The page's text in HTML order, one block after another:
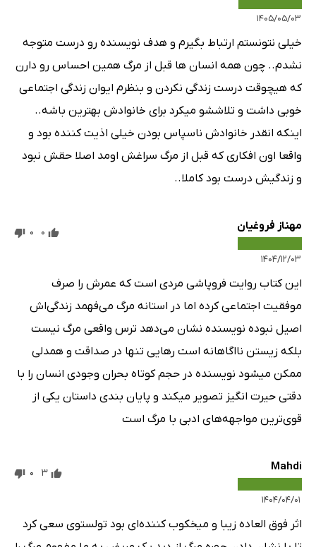
۱۴۰۵/۰۵/۰۳
خیلی نتونستم ارتباط بگیرم و هدف نویسنده رو درست متوجه
نشدم.. چون همه انسان ها قبل از مرگ همین احساس رو دارن
که هیچوقت درست زندگی نکردن و بنظرم ایوان زندگی اجتماعی
خوبی داشت و تلاششو میکرد برای خانوادش بهترین باشه..
اینکه انقدر خانوادش ناسپاس بودن خیلی اذیت کننده بود و
واقعا اون افکاری که قبل از مرگ سراغش اومد اصلا حقش نبود
و زندگیش درست بود کاملا..
مهناز فروغیان
۱۴۰۴/۱۲/۰۳
0
0
این کتاب روایت فروپاشی مردی است که عمرش را صرف
موفقیت اجتماعی کرده اما در استانه مرگ می‌فهمد زندگی‌اش
اصیل نبوده نویسنده نشان می‌دهد ترس واقعی مرگ نیست
بلکه زیستن نااگاهانه است رهایی تنها در صداقت و همدلی
ممکن میشود نویسنده در حجم کوتاه بحران وجودی انسان را با
دقتی حیرت انگیز تصویر میکند و پایان بندی داستان یکی از
قوی‌ترین مواجهه‌های ادبی با مرگ است
Mahdi
۱۴۰۴/۰۴/۰۱
3
0
اثر فوق العاده زیبا و میخکوب کننده‌ای بود تولستوی سعی کرد